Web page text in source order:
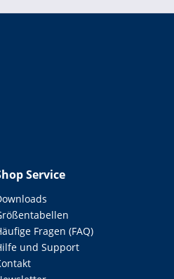
Service
Fragen (FAQ)
und Support